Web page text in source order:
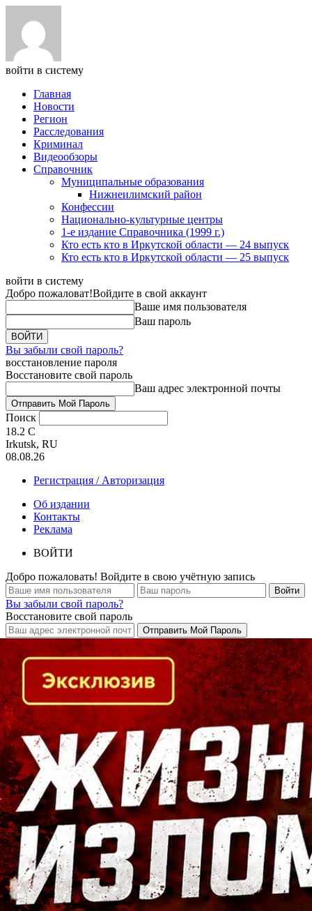
войти в систему
Главная
Новости
Регион
Расследования
Криминал
Видеообзоры
Справочник
Муниципальные образования
Нижнеилимский район
Конфессии
Национально-культурные центры
1-е издание Справочника (1999 г.)
Кто есть кто в Иркутской области — 24 выпуск
Кто есть кто в Иркутской области — 25 выпуск
войти в систему
Добро пожаловат!Войдите в свой аккаунт
Ваше имя пользователя
Ваш пароль
Вы забыли свой пароль?
восстановление пароля
Восстановите свой пароль
Ваш адрес электронной почты
Поиск
18.2 C
Irkutsk, RU
08.08.26
Регистрация / Авторизация
Об издании
Контакты
Реклама
ВОЙТИ
Добро пожаловать! Войдите в свою учётную запись
Вы забыли свой пароль?
Восстановите свой пароль
Кто есть кто в Байкальском регионе